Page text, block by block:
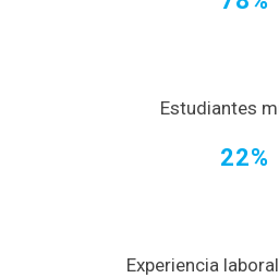
Estudiantes
22%
Experiencia